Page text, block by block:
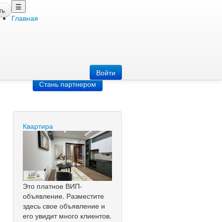
☰
Главная
Войти
Стань партнером
Квартира
Это платное ВИП-
объявление. Разместите
здесь свое объявление и
его увидит много клиентов.